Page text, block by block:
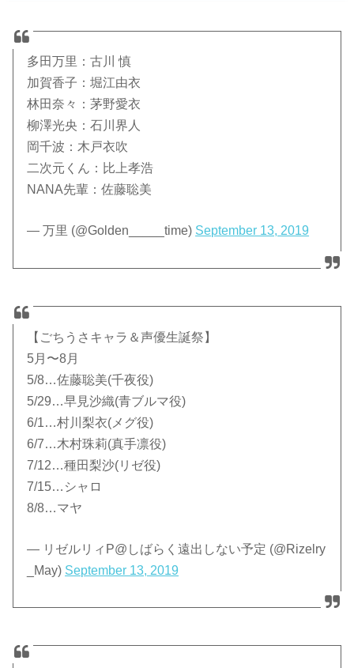
多田万里：古川 慎
加賀香子：堀江由衣
林田奈々：茅野愛衣
柳澤光央：石川界人
岡千波：木戸衣吹
二次元くん：比上孝浩
NANA先輩：佐藤聡美
— 万里 (@Golden_____time) September 13, 2019
【ごちうさキャラ＆声優生誕祭】
5月〜8月
5/8…佐藤聡美(千夜役)
5/29…早見沙織(青ブルマ役)
6/1…村川梨衣(メグ役)
6/7…木村珠莉(真手凛役)
7/12…種田梨沙(リゼ役)
7/15…シャロ
8/8…マヤ
— リゼルリィP@しばらく遠出しない予定 (@Rizelry
_May) September 13, 2019